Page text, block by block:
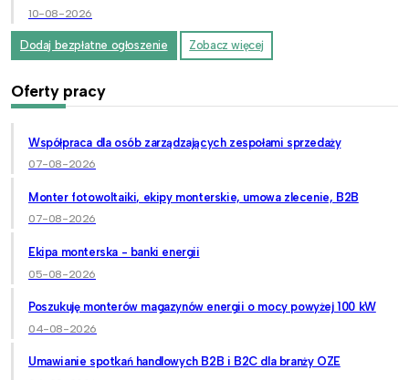
10-08-2026
Dodaj bezpłatne ogłoszenie Zobacz więcej
Oferty pracy
Współpraca dla osób zarządzających zespołami sprzedaży
07-08-2026
Monter fotowoltaiki, ekipy monterskie, umowa zlecenie, B2B
07-08-2026
Ekipa monterska - banki energii
05-08-2026
Poszukuję monterów magazynów energii o mocy powyżej 100 kW
04-08-2026
Umawianie spotkań handlowych B2B i B2C dla branży OZE